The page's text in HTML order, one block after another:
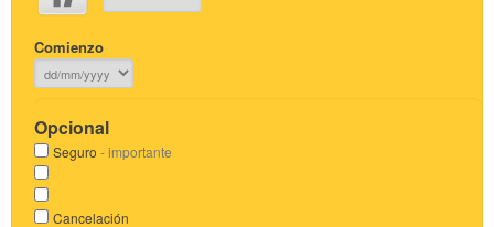
Comienzo
Opcional
Seguro - importante
Cancelación